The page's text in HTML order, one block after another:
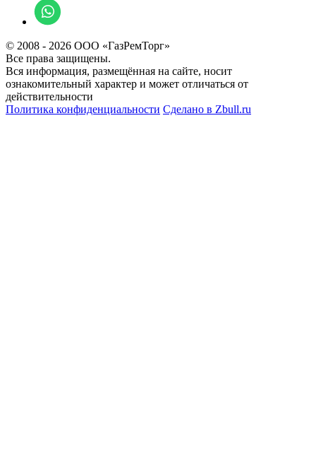
© 2008 - 2026 ООО «ГазРемТорг»
Все права защищены.
Вся информация, размещённая на сайте, носит
ознакомительный характер и может отличаться от
действительности
Политика конфиденциальности Сделано в Zbull.ru